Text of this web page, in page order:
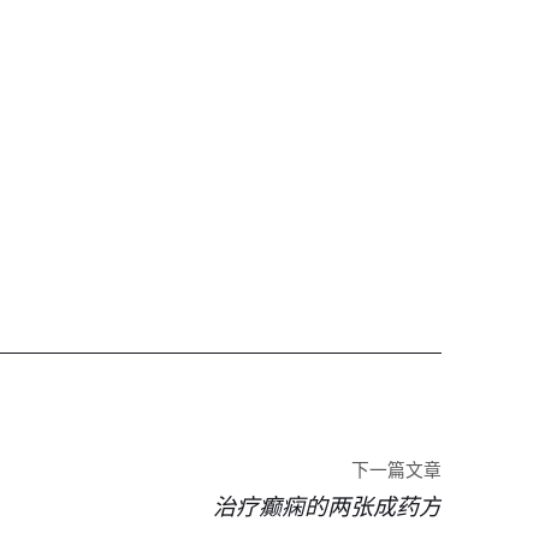
下一篇文章
治疗癫痫的两张成药方